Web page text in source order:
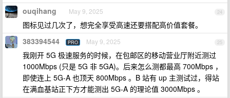
24
ouqihang May 9, 2025
图标见过几次了，想完全享受高速还要搭配高价值套餐。
25
383394544 PRO May 9, 2025
我刚开 5G 极速服务的时候，在包邮区的移动营业厅附近测过
1000Mbps (只是 5G 非 5GA)。后来怎么测都最高 700Mbps ，
即使连上 5G-A 也顶天 800Mbps 。B 站有 up 主测试过，得站
在满血基站正下方才能测出 5G-A 的理论值 3000Mbps 。